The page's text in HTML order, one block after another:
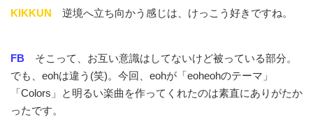
KIKKUN 逆境へ立ち向かう感じは、けっこう好きですね。
FB そこって、お互い意識はしてないけど被っている部分。
でも、eohは違う(笑)。今回、eohが「eoheohのテーマ」
「Colors」と明るい楽曲を作ってくれたのは素直にありがたか
ったです。